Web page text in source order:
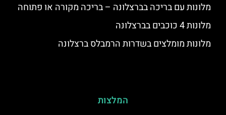
מלונות עם בריכה בברצלונה – בריכה מקורה או פתוחה
מלונות 4 כוכבים בברצלונה
מלונות מומלצים בשדרות הרמבלס ברצלונה
המלצות